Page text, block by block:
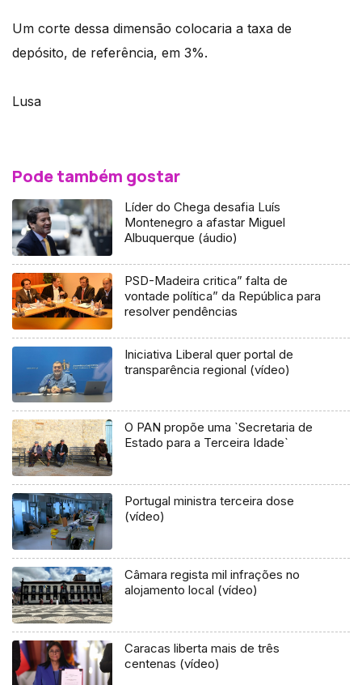
Um corte dessa dimensão colocaria a taxa de
depósito, de referência, em 3%.
Lusa
Pode também gostar
Líder do Chega desafia Luís
Montenegro a afastar Miguel
Albuquerque (áudio)
PSD-Madeira critica” falta de
vontade política” da República para
resolver pendências
Iniciativa Liberal quer portal de
transparência regional (vídeo)
O PAN propõe uma `Secretaria de
Estado para a Terceira Idade`
Portugal ministra terceira dose
(vídeo)
Câmara regista mil infrações no
alojamento local (vídeo)
Caracas liberta mais de três
centenas (vídeo)